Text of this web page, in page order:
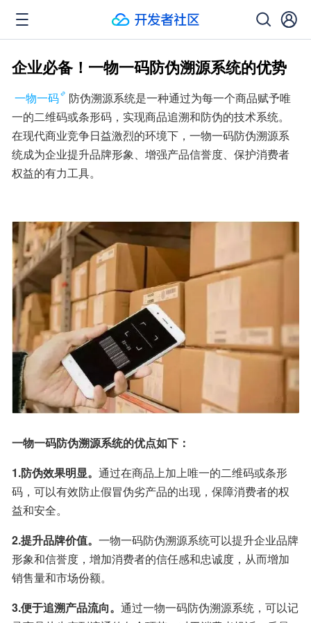
企业必备！一物一码防伪溯源系统的优势
一物一码
防伪溯源系统是一种通过为每一个商品赋予唯
一的二维码或条形码，实现商品追溯和防伪的技术系统。
在现代商业竞争日益激烈的环境下，一物一码防伪溯源系
统成为企业提升品牌形象、增强产品信誉度、保护消费者
权益的有力工具。
一物一码防伪溯源系统的优点如下：
1.防伪效果明显。 通过在商品上加上唯一的二维码或条形
码，可以有效防止假冒伪劣产品的出现，保障消费者的权
益和安全。
2.提升品牌价值。 一物一码防伪溯源系统可以提升企业品牌
形象和信誉度，增加消费者的信任感和忠诚度，从而增加
销售量和市场份额。
3.便于追溯产品流向。 通过一物一码防伪溯源系统，可以记